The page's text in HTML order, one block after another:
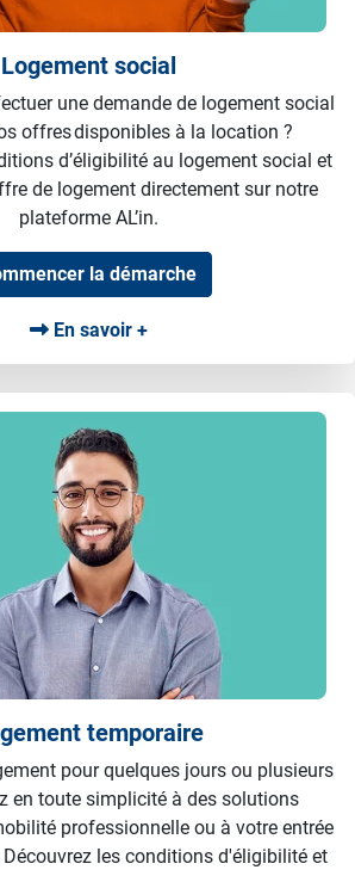
Logement social
une demande de logement social
offres disponibles à la location ?
d’éligibilité au logement social et
de logement directement sur notre
plateforme AL’in.
la démarche
En savoir +
temporaire
pour quelques jours ou plusieurs
en toute simplicité à des solutions
professionnelle ou à votre entrée
les conditions d'éligibilité et